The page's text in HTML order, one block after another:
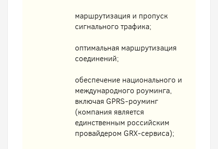
маршрутизация и пропуск
сигнального трафика;
оптимальная маршрутизация
соединений;
обеспечение национального и
международного роуминга,
включая GPRS-роуминг
(компания является
единственным российским
провайдером GRX-сервиса);